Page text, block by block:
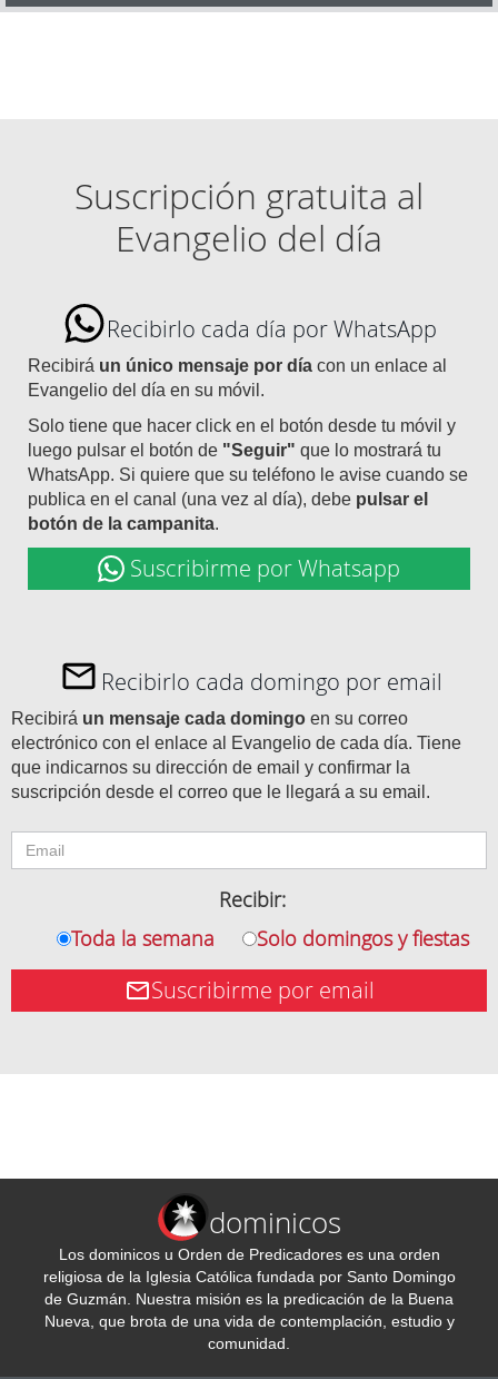
Suscripción gratuita al
Evangelio del día
Recibirlo cada día por WhatsApp
Recibirá un único mensaje por día con un enlace al
Evangelio del día en su móvil.
Solo tiene que hacer click en el botón desde tu móvil y
luego pulsar el botón de "Seguir" que lo mostrará tu
WhatsApp. Si quiere que su teléfono le avise cuando se
publica en el canal (una vez al día), debe pulsar el
botón de la campanita.
Suscribirme por Whatsapp
Recibirlo cada domingo por email
Recibirá un mensaje cada domingo en su correo
electrónico con el enlace al Evangelio de cada día. Tiene
que indicarnos su dirección de email y confirmar la
suscripción desde el correo que le llegará a su email.
Recibir:
Toda la semana
Solo domingos y fiestas
Suscribirme por email
dominicos
Los dominicos u Orden de Predicadores es una orden
religiosa de la Iglesia Católica fundada por Santo Domingo
de Guzmán. Nuestra misión es la predicación de la Buena
Nueva, que brota de una vida de contemplación, estudio y
comunidad.